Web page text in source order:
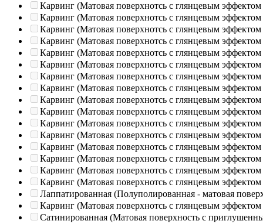
Карвинг (Матовая поверхнотсь с глянцевым эффектом
Карвинг (Матовая поверхнотсь с глянцевым эффектом
Карвинг (Матовая поверхнотсь с глянцевым эффектом
Карвинг (Матовая поверхнотсь с глянцевым эффектом
Карвинг (Матовая поверхнотсь с глянцевым эффектом
Карвинг (Матовая поверхнотсь с глянцевым эффектом
Карвинг (Матовая поверхнотсь с глянцевым эффектом
Карвинг (Матовая поверхнотсь с глянцевым эффектом
Карвинг (Матовая поверхнотсь с глянцевым эффектом
Карвинг (Матовая поверхнотсь с глянцевым эффектом
Карвинг (Матовая поверхнотсь с глянцевым эффектом
Карвинг (Матовая поверхнотсь с глянцевым эффектом
Карвинг (Матовая поверхнотсь с глянцевым эффектом
Карвинг (Матовая поверхнотсь с глянцевым эффектом
Карвинг (Матовая поверхнотсь с глянцевым эффектом
Карвинг (Матовая поверхнотсь с глянцевым эффектом
Лаппатированная (Полуполированная - матовая
Карвинг (Матовая поверхнотсь с глянцевым эффектом
Сатинированная (Матовая поверхность с